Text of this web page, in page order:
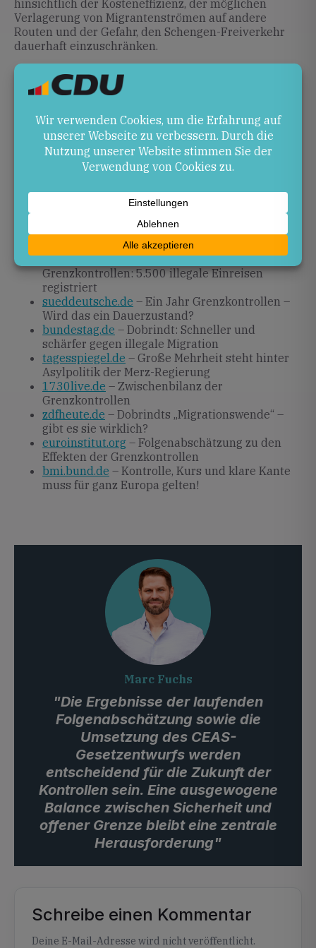
hinsichtlich der Kosteneffizienz, der möglichen
Verlagerung von Migrantenströmen auf andere
Routen und der Gefahr, den Schengen-Freiverkehr
dauerhaft einzuschränken.
Ausblick
Die Ergebnisse der laufenden Folgenabschätzung
sowie die Umsetzung des CEAS-Gesetzentwurfs
werden entscheidend für die Zukunft der Kontrollen
sein. Eine ausgewogene Balance zwischen Sicherheit
und offener Grenze bleibt eine zentrale
grenzecho.net– Neue Zahlen zu deutschen
Grenzkontrollen: 5.500 illegale Einreisen
registriert
sueddeutsche.de – Ein Jahr Grenzkontrollen –
Wird das ein Dauerzustand?
bundestag.de – Dobrindt: Schneller und
schärfer gegen illegale Migration
tagesspiegel.de – Große Mehrheit steht hinter
Asylpolitik der Merz-Regierung
1730live.de – Zwischenbilanz der
Grenzkontrollen
zdfheute.de – Dobrindts „Migrationswende“ –
gibt es sie wirklich?
euroinstitut.org – Folgenabschätzung zu den
Effekten der Grenzkontrollen
bmi.bund.de – Kontrolle, Kurs und klare Kante
muss für ganz Europa gelten!
Marc Fuchs
"Die Ergebnisse der laufenden
Folgenabschätzung sowie die
Umsetzung des CEAS-
Gesetzentwurfs werden
entscheidend für die Zukunft der
Kontrollen sein. Eine ausgewogene
Balance zwischen Sicherheit und
offener Grenze bleibt eine zentrale
Herausforderung"
Schreibe einen Kommentar
Deine E-Mail-Adresse wird nicht veröffentlicht.
Alternative: